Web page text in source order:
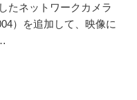
たネットワークカメラ
）を追加して、映像に